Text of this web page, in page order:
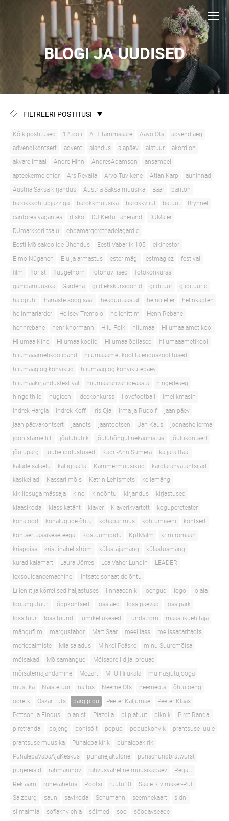
BLOGI JA UUDISED
FILTREERI POSTITUSI
Kõik postitused 12tooli A H Tammsaare Aavo Ots
advendiaeg
advendikontsert
advent aiandus aiapäev aiatuur
akordion
akvarellmaal
Andre Hinn AndresAdamson
ansambel
apteekermelchior
Ars Revalia Arvo Tuvikene Atlan Karp
auhinnad
Austria-Saksa kirjandus
Austria-Saksa muusika Baar
bariton
barokkkohtubjazziga
barokkmuusika barokkviiul batuut
Brynnel
cantores vagantes
disko DJ Kertu Laherand
DJMaier
DJmarkkoriitsalu
ebbamargerethadelagardie
Eesti Mõisakoolide Ühendus
Eesti Vabariik 105
eikinestor
Elmo Nüganen
Elu ja armastus ester mägi estmagicz
festival
film
florist flüügelhorn fotohuvilised
fotokonkurss
gambamuusika
Gardena giidiekskursioonid giidituur
giidituurid
häidpühi
härraste söögisaal headuutaastat heino eller
helinkapten
helinmariarder
Helisev Tremolo hellenittim
Henn Rebane
hennrebane
henriknormann Hiiu Folk hiiumaa
Hiiumaa ametikool
Hiiumaa Kino
Hiiumaa koolid Hiiumaa õpilased
hiiumaaametikool
hiiumaaametikoolibänd
hiiumaaametikoolitäienduskoolitused
hiiumaaglögikohvikud
hiiumaaglögikohvikutepäev
hiiumaakirjandusfestival
hiiumaarahvariideaasta
hingedeaeg
hingelthiid
hügieen ideekonkurss ilovefootball
imelikmasin
Indrek Hargla
Indrek Koff Iris Oja Irma ja Rudolf
jaanipäev
jaanipäevakontsert
jaanots jaantootsen Jan Kaus
joonashellerma
joonistame lilli
jõulubutiik jõuluhõngulinekaunistus
jõulukontsert
jõulupärg
juubelipidustused Kadri-Ann Sumera
kaijaralftaal
kalade salaelu
kalligraafia Kammermuusikud
kärdlarahvatantsijad
käsikellad
Kassari mõis Katrin Lehismets
kellamäng
kikilipsuga mässaja
kino kinoõhtu kirjandus
kirjastused
klaasikoda
klassikatäht klaver Klaverikvartett
kogupereteater
kohalood
kohalugude õhtu kohapärimus kohtumiseni
kontsert
kontserttassikeseteega
Kostüümipidu KptMalm
krimiromaan
krispoiss
kristiinahellström külastajamäng
külastusmäng
kuradikalamart
Laura Jörres Lea Vaher Lundin
LEADER
lexsouldancemachine
lihtsate sonaatide õhtu
Lilleniit ja kõrrelised haljastuses
linnaaednik loengud logo
lolala
loojangutuur
lõppkontsert lossiaed lossipäevad
lossipark
lossituur
lossituurid lumikellukesed Lundström
maastikuehitaja
mängufilm
margustabor Mart Saar meelilass
melissacaritaots
merlepalmiste
Mia saladus Mihkel Peäske
minu Suuremõisa
mõisakad
Mõisamängud
Mõisapreilid ja -prouad
mõisatemajandamine
Mozart MTÜ Hiiukala
muinasjutujooga
müstika
Naistetuur näitus Neeme Ots neemeots
õhtuloeng
ööretk
Oskar Luts pargipidu Peeter Kaljumäe
Peeter Klaas
Pettson ja Findus
pianist Piazolla piipjatuut piknik
Piret Randal
piretrandal
pojeng ponisõit popup popupkohvik
prantsuse luule
prantsuse muusika
Pühalepa kirik
pühalepakirik
PühalepaVabaAjaKeskus
punanejakuldne
punschundbratwurst
purjereisid
rahmaninov rahvusvaheline muusikapäev
Regatt
Reklaam
rohevahetus Rootsi ruutu10
Saale Kivimaker-Rull
Salzburg
saun savikoda Schumann seemnekaart
sidni
siimaimla
sofiakhvichia sõlmed soo
söödavseade